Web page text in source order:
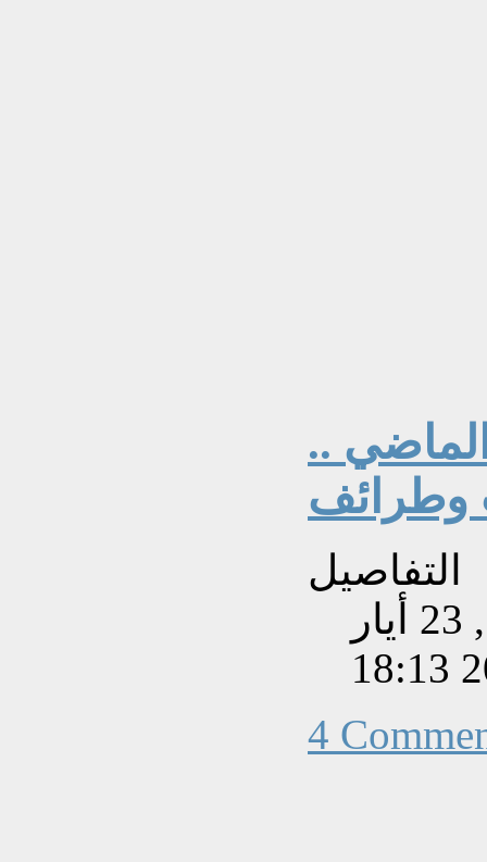
..
وطرائف
التفاصيل
تم إنشاءه بتاريخ الأربعاء, 23 أيار
4